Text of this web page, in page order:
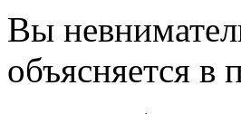
Вы
объясняется